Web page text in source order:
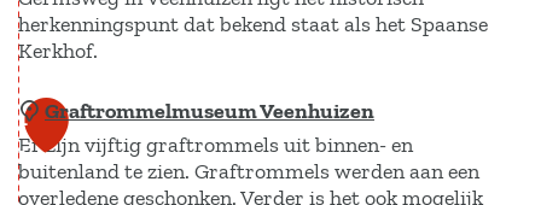
s
s
e
r
h
e
k
a
z
e
r
t
H
e
u
v
e
a
n
W
e
l
d
S
l
o
k
k
e
herkenningspunt dat bekend staat als het Spaanse
Kerkhof.
H
e
t
1
1
Graftrommelmuseum Veenhuizen
Er zijn vijftig graftrommels uit binnen- en
buitenland te zien. Graftrommels werden aan een
overledene geschonken. Verder is het ook mogelijk